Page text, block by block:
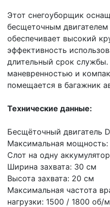
Этот снегоуборщик
бесщеточным
обеспечивает высокий
эффективность
длительный срок
маневренностью и
помещается в багажник
Технические данные:
Бесщёточный двигатель
Максимальная мощность:
Слот на одну
Ширина захвата: 30 см
Высота захвата: 20 см
Максимальная частота
нагрузки: 1500 / 1800 об/